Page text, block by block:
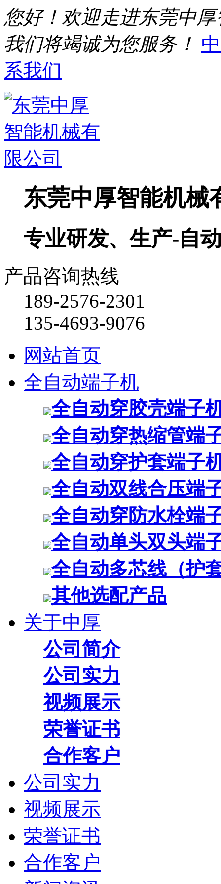
您好！欢迎走进东莞中
我们将竭诚为您服务！
系我们
东莞中厚智能机械
专业研发、生产-自
产品咨询热线
189-2576-2301
135-4693-9076
网站首页
全自动端子机
全自动穿胶壳端子
全自动穿热缩管端
全自动穿护套端子
全自动双线合压端
全自动穿防水栓端
全自动单头双头端
全自动多芯线（护
其他选配产品
关于中厚
公司简介
公司实力
视频展示
荣誉证书
合作客户
公司实力
视频展示
荣誉证书
合作客户